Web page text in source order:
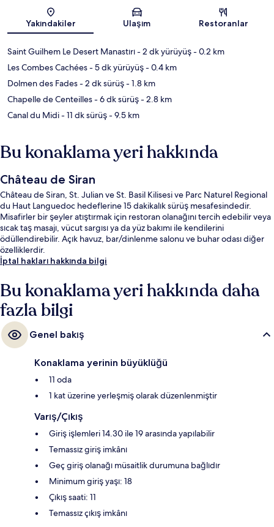
Harita
Yakındakiler Ulaşım Restoranlar
Saint Guilhem Le Desert Manastırı- 2 dk yürüyüş- 0.2 km
Les Combes Cachées- 5 dk yürüyüş- 0.4 km
Dolmen des Fades- 2 dk sürüş- 1.8 km
Chapelle de Centeilles- 6 dk sürüş- 2.8 km
Canal du Midi- 11 dk sürüş- 9.5 km
Bu konaklama yeri hakkında
Château de Siran
Château de Siran, St. Julian ve St. Basil Kilisesi ve Parc Naturel Regional
du Haut Languedoc hedeflerine 15 dakikalık sürüş mesafesindedir.
Misafirler bir şeyler atıştırmak için restoran olanağını tercih edebilir veya
sıcak taş masajı, vücut sargısı ya da yüz bakımı ile kendilerini
ödüllendirebilir. Açık havuz, bar/dinlenme salonu ve buhar odası diğer
özelliklerdir.
İptal hakları hakkında bilgi
Bu konaklama yeri hakkında daha
fazla bilgi
Genel bakış
Konaklama yerinin büyüklüğü
11 oda
1 kat üzerine yerleşmiş olarak düzenlenmiştir
Varış/Çıkış
Giriş işlemleri 14.30 ile 19 arasında yapılabilir
Temassız giriş imkânı
Geç giriş olanağı müsaitlik durumuna bağlıdır
Minimum giriş yaşı: 18
Çıkış saati: 11
Temassız çıkış imkânı